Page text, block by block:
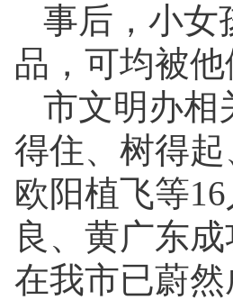
事后，小女
品，可均被
市文明办相
得住、树得
欧阳植飞等
良、黄广东
在我市已蔚